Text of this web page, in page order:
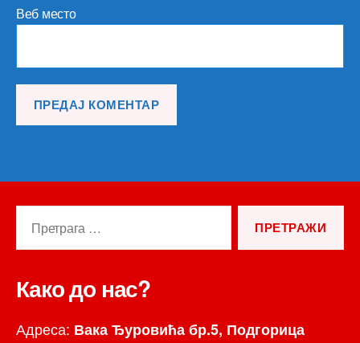
Веб место
Како до нас?
Адреса: Вака Ђуровића бр.5, Подгорица